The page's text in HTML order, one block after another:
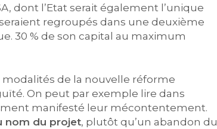
dont l’Etat serait également l’unique
regroupés dans une deuxième
30 % de son capital au maximum
de la nouvelle réforme
On peut par exemple lire dans
manifesté leur mécontentement.
nom du projet, plutôt qu’un abandon du